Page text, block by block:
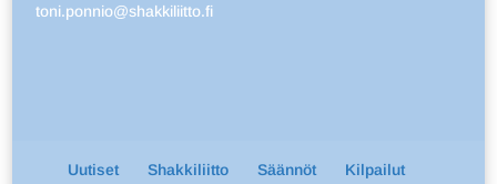
toni.ponnio@shakkiliitto.fi
Uutiset Shakkiliitto Säännöt Kilpailut